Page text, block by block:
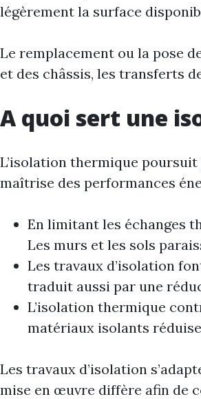
légèrement la surface
Le remplacement ou la pose
et des châssis, les transferts
A quoi sert une
L’isolation thermique
maîtrise des performances
En limitant les échanges
Les murs et les sols
Les travaux d’isolation
traduit aussi par une
L’isolation thermique
matériaux isolants
Les travaux d’isolation
mise en œuvre diffère afin de